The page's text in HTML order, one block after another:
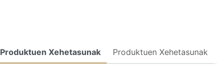
Produktuen Xehetasunak Produktuen Xehetasunak